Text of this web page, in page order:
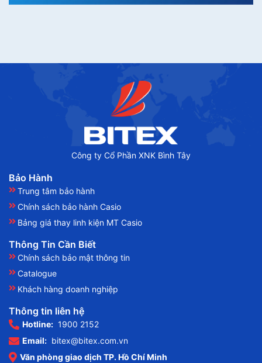
Công ty Cổ Phần XNK Bình Tây
Bảo Hành
Trung tâm bảo hành
Chính sách bảo hành Casio
Bảng giá thay linh kiện MT Casio
Thông Tin Cần Biết
Chính sách bảo mật thông tin
Catalogue
Khách hàng doanh nghiệp
Thông tin liên hệ
Hotline: 1900 2152
Email: bitex@bitex.com.vn
Văn phòng giao dịch TP. Hồ Chí Minh